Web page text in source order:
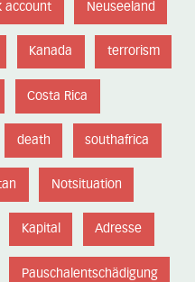
account Neuseeland
Kanada terrorism
Costa Rica
death southafrica
Notsituation
Kapital Adresse
Pauschalentschädigung